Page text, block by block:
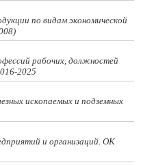
по видам экономической
рабочих, должностей
2025
ископаемых и подземных
и организаций. ОК